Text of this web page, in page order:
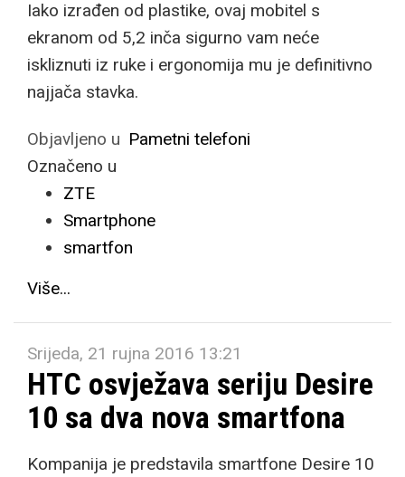
Iako izrađen od plastike, ovaj mobitel s
ekranom od 5,2 inča sigurno vam neće
iskliznuti iz ruke i ergonomija mu je definitivno
najjača stavka.
Objavljeno u Pametni telefoni
Označeno u
ZTE
Smartphone
smartfon
Više...
Srijeda, 21 rujna 2016 13:21
HTC osvježava seriju Desire
10 sa dva nova smartfona
Kompanija je predstavila smartfone Desire 10